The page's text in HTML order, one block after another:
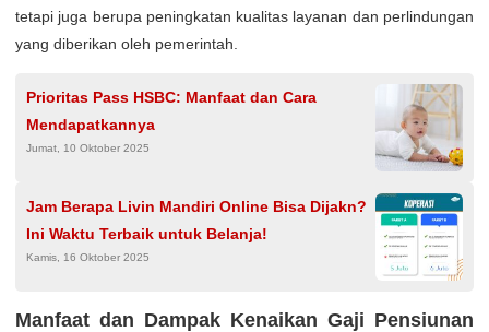
tetapi juga berupa peningkatan kualitas layanan dan perlindungan
yang diberikan oleh pemerintah.
Prioritas Pass HSBC: Manfaat dan Cara
Mendapatkannya
Jumat, 10 Oktober 2025
Jam Berapa Livin Mandiri Online Bisa Dijakn?
Ini Waktu Terbaik untuk Belanja!
Kamis, 16 Oktober 2025
Manfaat dan Dampak Kenaikan Gaji Pensiunan